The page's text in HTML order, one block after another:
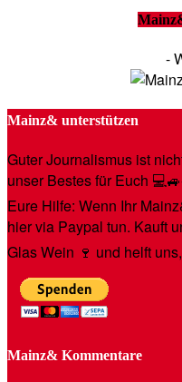
-
Mainz& unterstützen
Guter Journalismus ist
unser Bestes für Euch
Eure Hilfe: Wenn Ihr
hier via Paypal tun. Kauft
Glas Wein 🍷 und helft
Mainz& Kommentare